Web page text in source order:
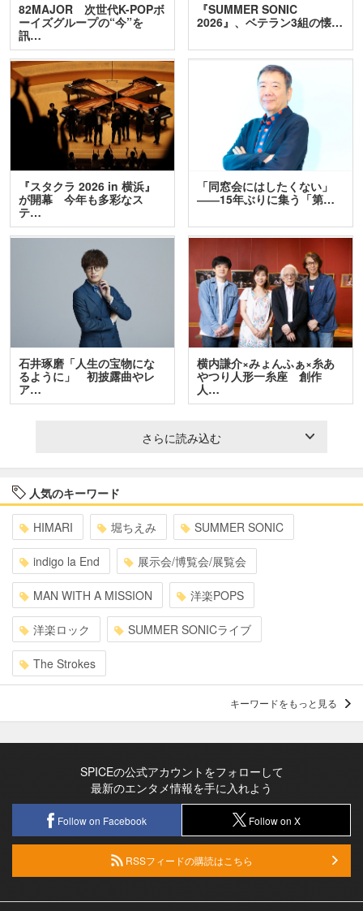
82MAJOR 次世代K-POPボ
ーイズグループの“今”を
訊…
『SUMMER SONIC
2026』、ベテラン3組の懐…
『スタクラ 2026 in 横浜』
が開幕 今年も多彩なス
テ…
「同窓会にはしたくない」
――15年ぶりに集う「第…
石井琢磨「人生の宝物にな
るように」 初披露曲やレ
ア…
横内謙介×みょんふぁ×糸あ
やつり人形一糸座 創作
人…
さらに読み込む
人気のキーワード
HIMARI 堀ちえみ SUMMER SONIC
indigo la End 展示会/博覧会/展覧会
MAN WITH A MISSION 洋楽POPS
洋楽ロック SUMMER SONICライブ
The Strokes
キーワードをもっと見る
SPICEの公式アカウントをフォローして
最新のエンタメ情報を手に入れよう
Follow on Facebook Follow on X
RSSフィードの購読はこちら